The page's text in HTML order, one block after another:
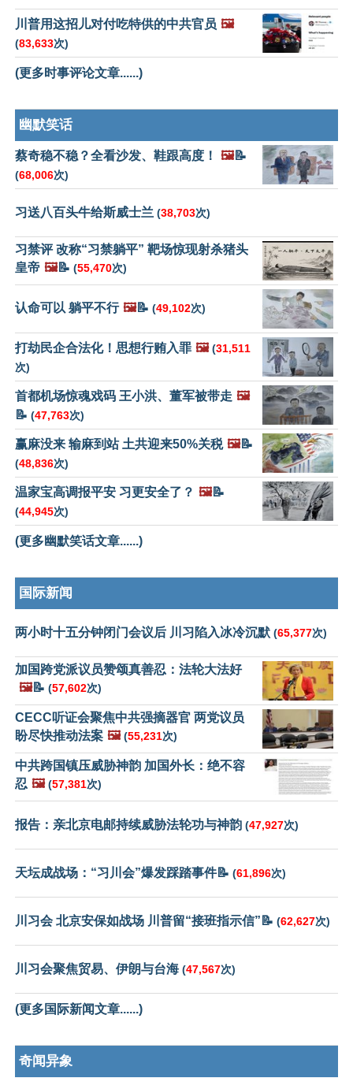
川普用这招儿对付吃特供的中共官员 🖼️
(83,633次)
(更多时事评论文章......)
幽默笑话
蔡奇稳不稳？全看沙发、鞋跟高度！ 🖼️📝
(68,006次)
习送八百头牛给斯威士兰 (38,703次)
习禁评 改称“习禁躺平” 靶场惊现射杀猪头
皇帝 🖼️📝 (55,470次)
认命可以 躺平不行 🖼️📝 (49,102次)
打劫民企合法化！思想行贿入罪 🖼️ (31,511
次)
首都机场惊魂戏码 王小洪、董军被带走 🖼️
📝 (47,763次)
赢麻没来 输麻到站 土共迎来50%关税 🖼️📝
(48,836次)
温家宝高调报平安 习更安全了？ 🖼️📝
(44,945次)
(更多幽默笑话文章......)
国际新闻
两小时十五分钟闭门会议后 川习陷入冰冷沉默 (65,377次)
加国跨党派议员赞颂真善忍：法轮大法好
🖼️📝 (57,602次)
CECC听证会聚焦中共强摘器官 两党议员
盼尽快推动法案 🖼️ (55,231次)
中共跨国镇压威胁神韵 加国外长：绝不容
忍 🖼️ (57,381次)
报告：亲北京电邮持续威胁法轮功与神韵 (47,927次)
天坛成战场：“习川会”爆发踩踏事件📝 (61,896次)
川习会 北京安保如战场 川普留“接班指示信”📝 (62,627次)
川习会聚焦贸易、伊朗与台海 (47,567次)
(更多国际新闻文章......)
奇闻异象